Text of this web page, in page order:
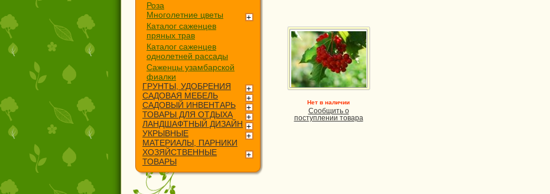
Роза
Многолетние цветы
Каталог саженцев
пряных трав
Каталог саженцев
однолетней рассады
Саженцы узамбарской
фиалки
ГРУНТЫ, УДОБРЕНИЯ
САДОВАЯ МЕБЕЛЬ
САДОВЫЙ ИНВЕНТАРЬ
ТОВАРЫ ДЛЯ ОТДЫХА
ЛАНДШАФТНЫЙ ДИЗАЙН
УКРЫВНЫЕ
МАТЕРИАЛЫ, ПАРНИКИ
ХОЗЯЙСТВЕННЫЕ
ТОВАРЫ
Нет в наличии
Сообщить о
поступлении товара